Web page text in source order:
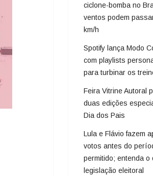
ciclone-bomba no
ventos podem
km/h
Spotify lança Modo
com playlists
para turbinar os
Feira Vitrine Autoral
duas edições
Dia dos Pais
Lula e Flávio fazem
votos antes do
permitido; entenda o
legislação eleitoral